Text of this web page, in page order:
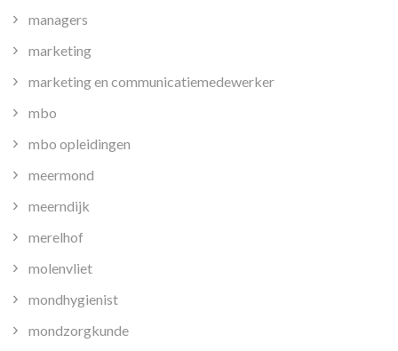
managers
marketing
marketing en communicatiemedewerker
mbo
mbo opleidingen
meermond
meerndijk
merelhof
molenvliet
mondhygienist
mondzorgkunde